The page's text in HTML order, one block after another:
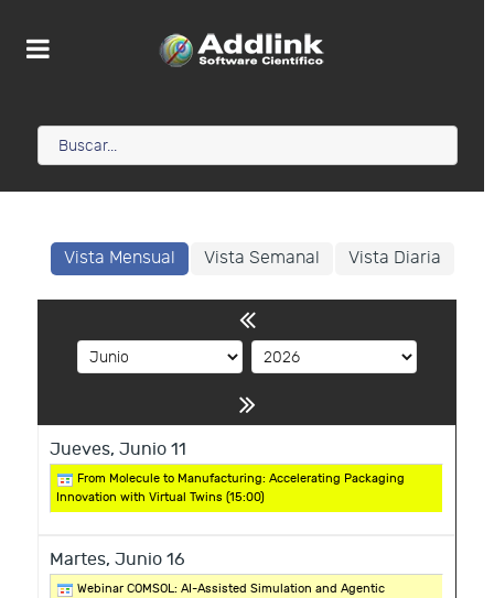
Vista Mensual Vista Semanal Vista Diaria
Jueves, Junio 11
From Molecule to Manufacturing: Accelerating Packaging
Innovation with Virtual Twins (15:00)
Martes, Junio 16
Webinar COMSOL: AI-Assisted Simulation and Agentic